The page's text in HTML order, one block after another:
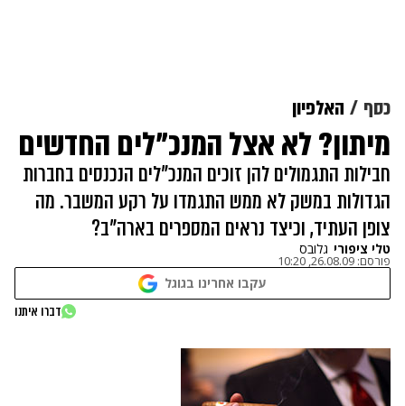
כסף האלפיון
מיתון? לא אצל המנכ"לים החדשים
חבילות התגמולים להן זוכים המנכ"לים הנכנסים בחברות
הגדולות במשק לא ממש התגמדו על רקע המשבר. מה
צופן העתיד, וכיצד נראים המספרים בארה"ב?
טלי ציפורי גלובס
פורסם: 26.08.09, 10:20
עקבו אחרינו בגוגל
דברו איתנו